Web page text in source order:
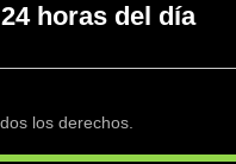
horas del día
los derechos.